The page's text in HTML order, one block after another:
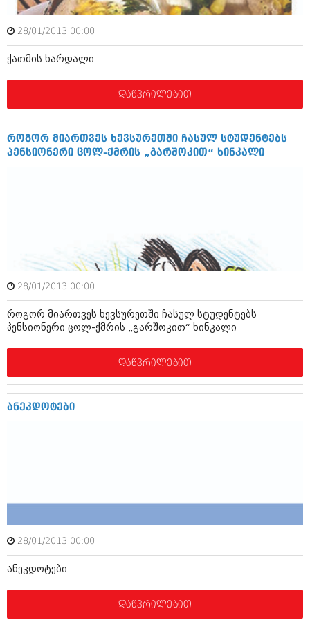
იანვარი 2016 (206)
ნოემბერი 2015 (264)
სექტემბერი 2015 (215)
აგვისტო 2015 (286)
ივლისი 2015 (173)
მაისი 2015 (194)
აპრილი 2015 (208)
მარტი 2015 (365)
აგვისტო 2014 (248)
ივლისი 2014 (313)
ივნისი 2014 (366)
მაისი 2014 (313)
აპრილი 2014 (290)
მარტი 2014 (413)
თებერვალი 2014 (318)
ნოემბერი 2013 (279)
ოქტომბერი 2013 (256)
სექტემბერი 2013 (368)
აგვისტო 2013 (89)
იანვარი 2013 (334)
სექტემბერი 2012 (264)
აგვისტო 2012 (268)
ივლისი 2012 (322)
ივნისი 2012 (282)
მაისი 2012 (240)
28/01/2013 00:00
ქათმის ხარდალი
დაწვრილებით
როგორ მიართვეს ხევსურეთში ჩასულ სტუდენტებს
პენსიონერი ცოლ-ქმრის „გარშოკით“ ხინკალი
28/01/2013 00:00
როგორ მიართვეს ხევსურეთში ჩასულ სტუდენტებს
პენსიონერი ცოლ-ქმრის „გარშოკით“ ხინკალი
დაწვრილებით
ანეკდოტები
28/01/2013 00:00
ანეკდოტები
დაწვრილებით